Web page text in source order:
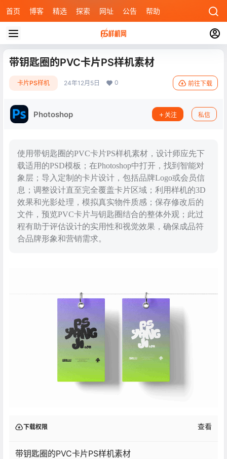
首页 博客 精选 探索 网址 公告 帮助
带钥匙圈的PVC卡片PS样机素材
卡片PS样机 24年12月5日 0 前往下载
Photoshop 关注 私信
使用带钥匙圈的PVC卡片PS样机素材，设计师应先下
载适用的PSD模板；在Photoshop中打开，找到智能对
象层；导入定制的卡片设计，包括品牌Logo或会员信
息；调整设计直至完全覆盖卡片区域；利用样机的3D
效果和光影处理，模拟真实物件质感；保存修改后的
文件，预览PVC卡片与钥匙圈结合的整体外观；此过
程有助于评估设计的实用性和视觉效果，确保成品符
合品牌形象和营销需求。
下载权限 查看
带钥匙圈的PVC卡片PS样机素材